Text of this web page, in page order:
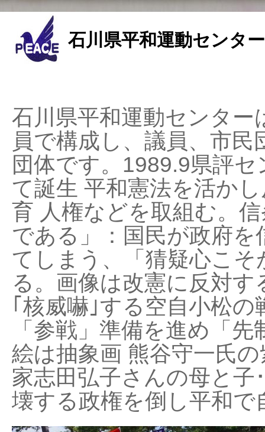
石川県平和運動センタ
石川県平和運動センタ
員で構成し、議員、市
団体です。1989.9県評
て誕生 平和憲法を活か
育 人権などを取組む。
である」：国民が政府
てしまう、「猜疑心こ
る。画像は改憲に反対
｢核威嚇｣する空自小松
「参戦」準備を進め「
絵は抽象画 熊谷守一氏
家志田弘子さんの母と子
壊する政権を倒し平和